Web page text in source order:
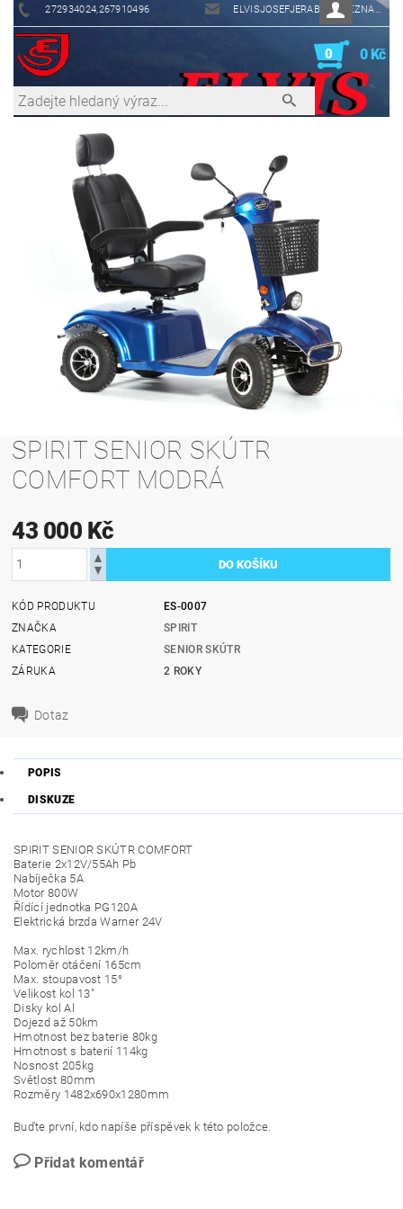
272934024,267910496 ELVISJOSEFJERABEK@SEZNAM.CZ
0 0 Kč
SPIRIT SENIOR SKÚTR
COMFORT MODRÁ
43 000 Kč
KÓD PRODUKTU
ES-0007
ZNAČKA
SPIRIT
KATEGORIE
SENIOR SKÚTR
ZÁRUKA
2 ROKY
Dotaz
POPIS
DISKUZE
SPIRIT SENIOR SKÚTR COMFORT
Baterie 2x12V/55Ah Pb
Nabíječka 5A
Motor 800W
Řídící jednotka PG120A
Elektrická brzda Warner 24V
Max. rychlost 12km/h
Poloměr otáčení 165cm
Max. stoupavost 15°
Velikost kol 13"
Disky kol Al
Dojezd až 50km
Hmotnost bez baterie 80kg
Hmotnost s baterií 114kg
Nosnost 205kg
Světlost 80mm
Rozměry 1482x690x1280mm
Buďte první, kdo napíše příspěvek k této položce.
Přidat komentář